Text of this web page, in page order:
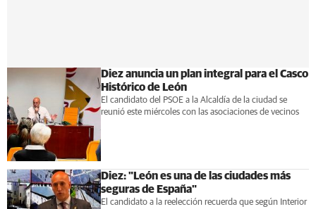
Diez anuncia un plan integral para el Casco
Histórico de León
El candidato del PSOE a la Alcaldía de la ciudad se
reunió este miércoles con las asociaciones de vecinos
Diez: "León es una de las ciudades más
seguras de España"
El candidato a la reelección recuerda que según Interior